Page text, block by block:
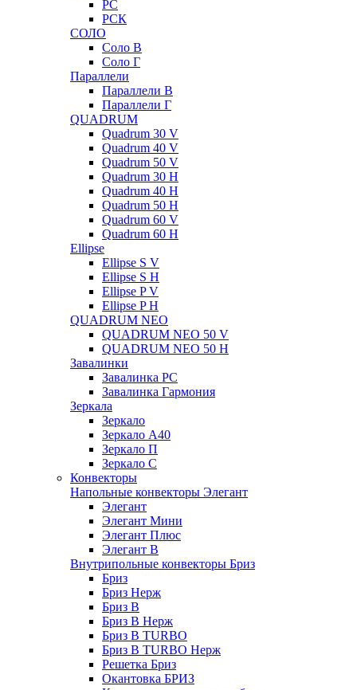
РС
РСК
СОЛО
Соло В
Соло Г
Параллели
Параллели В
Параллели Г
QUADRUM
Quadrum 30 V
Quadrum 40 V
Quadrum 50 V
Quadrum 30 H
Quadrum 40 H
Quadrum 50 H
Quadrum 60 V
Quadrum 60 H
Ellipse
Ellipse S V
Ellipse S H
Ellipse P V
Ellipse P H
QUADRUM NEO
QUADRUM NEO 50 V
QUADRUM NEO 50 H
Завалинки
Завалинка РС
Завалинка Гармония
Зеркала
Зеркало
Зеркало А40
Зеркало П
Зеркало С
Конвекторы
Напольные конвекторы Элегант
Элегант
Элегант Мини
Элегант Плюс
Элегант В
Внутрипольные конвекторы Бриз
Бриз
Бриз Нерж
Бриз В
Бриз В Нерж
Бриз В TURBO
Бриз В TURBO Нерж
Решетка Бриз
Окантовка БРИЗ